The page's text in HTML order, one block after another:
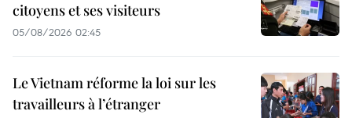
citoyens et ses visiteurs
05/08/2026 02:45
Le Vietnam réforme la loi sur les
travailleurs à l’étranger